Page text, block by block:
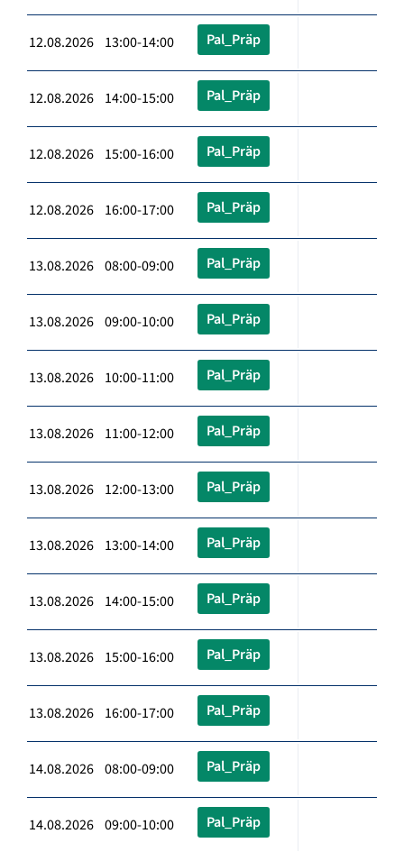
12.08.2026 13:00-14:00 Pal_Präp
12.08.2026 14:00-15:00 Pal_Präp
12.08.2026 15:00-16:00 Pal_Präp
12.08.2026 16:00-17:00 Pal_Präp
13.08.2026 08:00-09:00 Pal_Präp
13.08.2026 09:00-10:00 Pal_Präp
13.08.2026 10:00-11:00 Pal_Präp
13.08.2026 11:00-12:00 Pal_Präp
13.08.2026 12:00-13:00 Pal_Präp
13.08.2026 13:00-14:00 Pal_Präp
13.08.2026 14:00-15:00 Pal_Präp
13.08.2026 15:00-16:00 Pal_Präp
13.08.2026 16:00-17:00 Pal_Präp
14.08.2026 08:00-09:00 Pal_Präp
14.08.2026 09:00-10:00 Pal_Präp